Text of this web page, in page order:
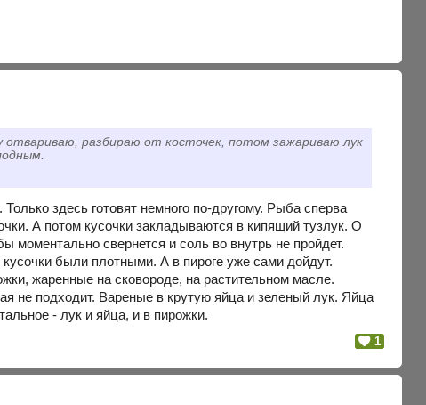
разбираю от косточек, потом зажариваю лук
здесь готовят немного по-другому. Рыба сперва
А потом кусочки закладываются в кипящий тузлук. О
моментально свернется и соль во внутрь не пройдет.
были плотными. А в пироге уже сами дойдут.
жаренные на сковороде, на растительном масле.
не подходит. Вареные в крутую яйца и зеленый лук. Яйца
- лук и яйца, и в пирожки.
1